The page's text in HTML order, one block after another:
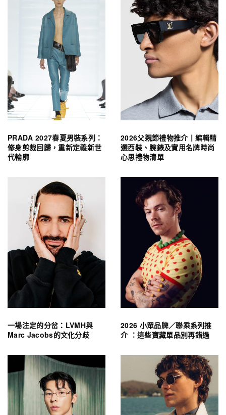
PRADA 2027春夏男裝系列：
修身剪裁回歸，重新定義新世
代輪廓
2026父親節禮物推介丨編輯精
選西裝、腕錶及實用名牌時尚
心思禮物清單
一場注定的分岔：LVMH與
Marc Jacobs的文化分歧
2026 小眾品牌／聯乘系列推
介 ：這些寶藏單品別再錯過